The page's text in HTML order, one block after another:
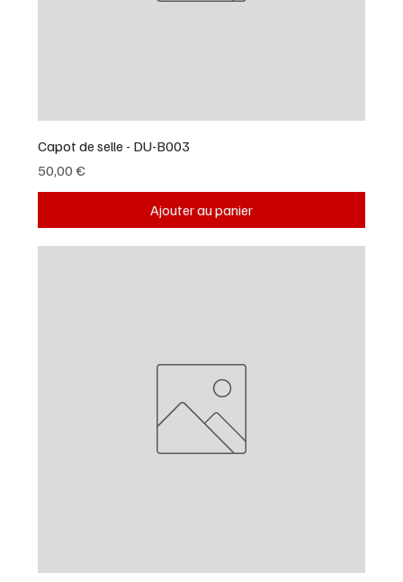
Capot de selle - DU-B003
Prix
50,00 €
Ajouter au panier